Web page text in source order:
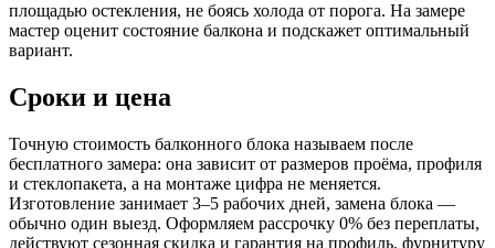
площадью остекления, не боясь холода от порога. На замере
мастер оценит состояние балкона и подскажет оптимальный
вариант.
Сроки и цена
Точную стоимость балконного блока называем после
бесплатного замера: она зависит от размеров проёма, профиля
и стеклопакета, а на монтаже цифра не меняется.
Изготовление занимает 3–5 рабочих дней, замена блока —
обычно один выезд. Оформляем рассрочку 0% без переплаты,
действуют сезонная скидка и гарантия на профиль, фурнитуру